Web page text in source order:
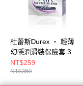
杜蕾斯Durex ‧ 輕薄
幻隱潤滑裝保險套 3片
裝 E592224
NT$259
NT$360